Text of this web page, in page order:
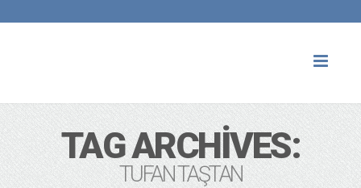
TAG ARCHIVES:
TUFAN TAŞTAN